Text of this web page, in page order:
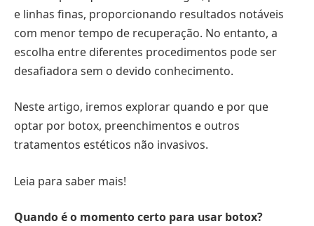
e linhas finas, proporcionando resultados notáveis
com menor tempo de recuperação. No entanto, a
escolha entre diferentes procedimentos pode ser
desafiadora sem o devido conhecimento.
Neste artigo, iremos explorar quando e por que
optar por botox, preenchimentos e outros
tratamentos estéticos não invasivos.
Leia para saber mais!
Quando é o momento certo para usar botox?